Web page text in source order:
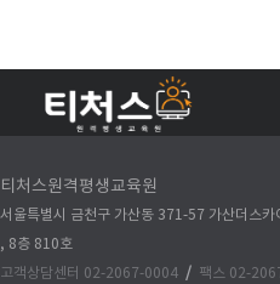
티처스원격평생교육원
서울특별시 금천구 가산동 371-57 가산더스카
, 8층 810호
고객상담센터 02-2067-0004 / 팩스 02-